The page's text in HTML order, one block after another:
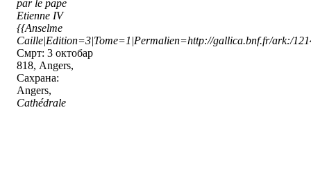
par le pape
Etienne IV
{{Anselme
Caille|Edition=3|Tome=1|Permalien=http://gallica.bnf.fr/ark:/
Смрт: 3 октобар
818, Angers,
Сахрана:
Angers,
Cathédrale